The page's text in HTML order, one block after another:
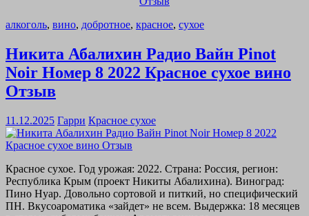
алкоголь, вино, добротное, красное, сухое
Никита Абалихин Радио Вайн Pinot
Noir Номер 8 2022 Красное сухое вино
Отзыв
11.12.2025 Гарри Красное сухое
Красное сухое. Год урожая: 2022. Страна: Россия, регион:
Республика Крым (проект Никиты Абалихина). Виноград:
Пино Нуар. Довольно сортовой и питкий, но специфический
ПН. Вкусоароматика «зайдет» не всем. Выдержка: 18 месяцев